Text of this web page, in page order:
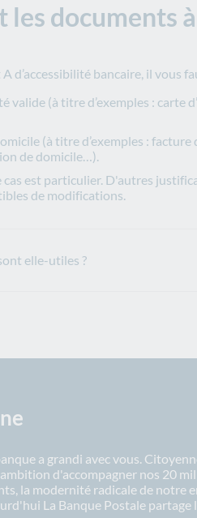
les documents
d’accessibilité bancaire, il vous
valide (à titre d’exemples : carte
(à titre d’exemples : facture
de domicile…).
cas est particulier. D'autres
de modifications.
elle-utiles ?
a grandi avec vous.
d'accompagner nos 20
la modernité radicale de notre
La Banque Postale partage